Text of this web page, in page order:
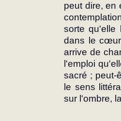
peut dire, en
sorte qu'elle
dans le cœur
arrive de
l'emploi
sacré ;
le sens
sur l'ombre,